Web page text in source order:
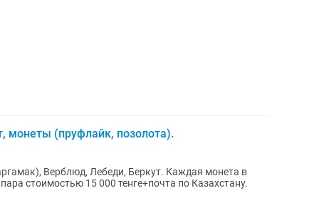
монеты (пруфлайк, позолота).
Верблюд, Лебеди, Беркут. Каждая монета в
по Казахстану.